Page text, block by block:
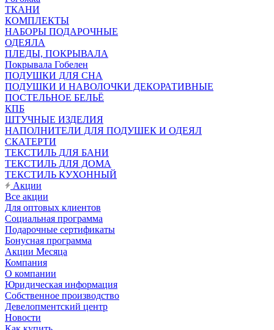
ТКАНИ
КОМПЛЕКТЫ
НАБОРЫ ПОДАРОЧНЫЕ
ОДЕЯЛА
ПЛЕДЫ, ПОКРЫВАЛА
Покрывала Гобелен
ПОДУШКИ ДЛЯ СНА
ПОДУШКИ И НАВОЛОЧКИ ДЕКОРАТИВНЫЕ
ПОСТЕЛЬНОЕ БЕЛЬЁ
КПБ
ШТУЧНЫЕ ИЗДЕЛИЯ
НАПОЛНИТЕЛИ ДЛЯ ПОДУШЕК И ОДЕЯЛ
СКАТЕРТИ
ТЕКСТИЛЬ ДЛЯ БАНИ
ТЕКСТИЛЬ ДЛЯ ДОМА
ТЕКСТИЛЬ КУХОННЫЙ
Акции
Все акции
Для оптовых клиентов
Социальная программа
Подарочные сертификаты
Бонусная программа
Акции Месяца
Компания
О компании
Юридическая информация
Собственное производство
Девелопментский центр
Новости